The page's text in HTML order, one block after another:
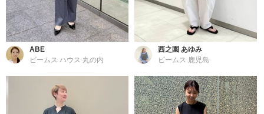
ABE
ビームス ハウス 丸の内
西之園 あゆみ
ビームス 鹿児島